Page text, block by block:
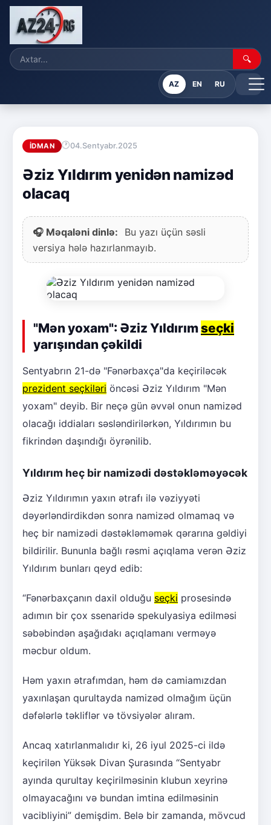
🔍
AZ EN RU
İDMAN 04.Sentyabr.2025
Əziz Yıldırım yenidən namizəd
olacaq
🎧 Məqaləni dinlə:
Bu yazı üçün səsli
versiya hələ hazırlanmayıb.
"Mən yoxam": Əziz Yıldırımseçki
yarışından çəkildi
Sentyabrın 21-də "Fənərbaxça"da keçiriləcək
prezident seçkiləri öncəsi Əziz Yıldırım "Mən
yoxam" deyib. Bir neçə gün əvvəl onun namizəd
olacağı iddiaları səsləndirilərkən, Yıldırımın bu
fikrindən daşındığı öyrənilib.
Yıldırım heç bir namizədi dəstəkləməyəcək
Əziz Yıldırımın yaxın ətrafı ilə vəziyyəti
dəyərləndirdikdən sonra namizəd olmamaq və
heç bir namizədi dəstəkləməmək qərarına gəldiyi
bildirilir. Bununla bağlı rəsmi açıqlama verən Əziz
Yıldırım bunları qeyd edib:
“Fənərbaxçanın daxil olduğu seçki prosesində
adımın bir çox ssenaridə spekulyasiya edilməsi
səbəbindən aşağıdakı açıqlamanı verməyə
məcbur oldum.
Həm yaxın ətrafımdan, həm də camiamızdan
yaxınlaşan qurultayda namizəd olmağım üçün
dəfələrlə təkliflər və tövsiyələr alıram.
Ancaq xatırlanmalıdır ki, 26 iyul 2025-ci ildə
keçirilən Yüksək Divan Şurasında “Sentyabr
ayında qurultay keçirilməsinin klubun xeyrinə
olmayacağını və bundan imtina edilməsinin
vacibliyini” demişdim. Belə bir zamanda, mövcud